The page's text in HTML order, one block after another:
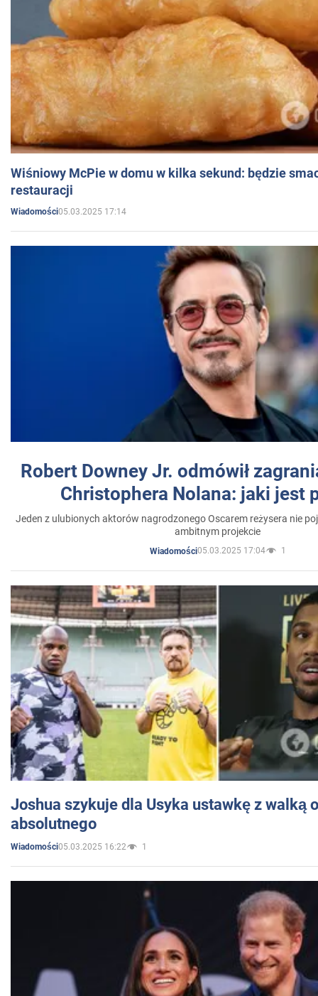
Wiśniowy McPie w domu w kilka sekund: będzie
restauracji
Wiadomości05.03.2025 17:14
Robert Downey Jr. odmówił
Christophera Nolana: jaki jest
Jeden z ulubionych aktorów nagrodzonego Oscarem reżysera nie
ambitnym projekcie
Wiadomości05.03.2025 17:04 1
Joshua szykuje dla Usyka ustawkę z walką
absolutnego
Wiadomości05.03.2025 16:22 1